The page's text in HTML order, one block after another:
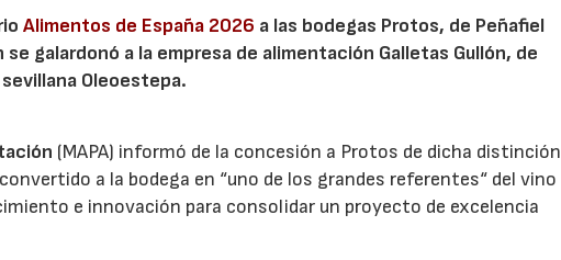
Alimentos de España 2026 a las bodegas Protos, de Peñafiel
galardonó a la empresa de alimentación Galletas Gullón, de
Oleoestepa.
(MAPA) informó de la concesión a Protos de dicha distinción
a la bodega en “uno de los grandes referentes“ del vino
e innovación para consolidar un proyecto de excelencia